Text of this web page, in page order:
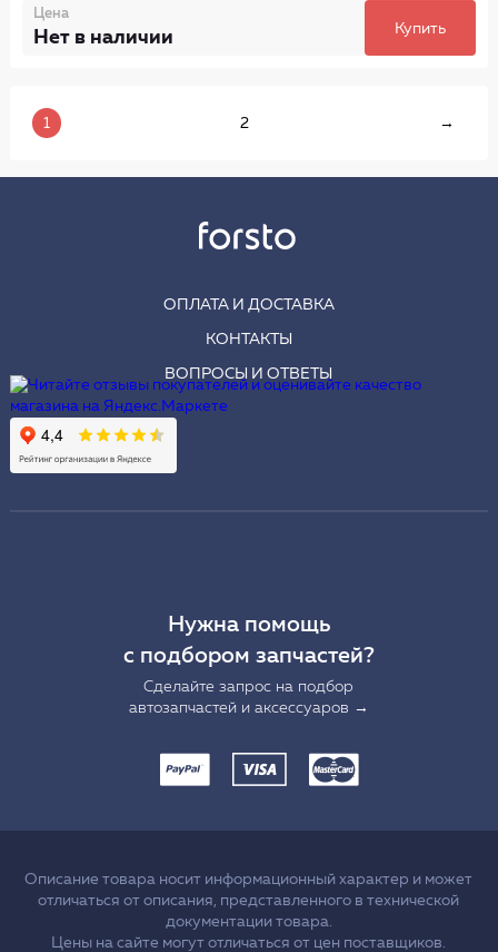
Цена
Нет в наличии Купить
1 2 →
ОПЛАТА И ДОСТАВКА
КОНТАКТЫ
ВОПРОСЫ И ОТВЕТЫ
Нужна помощь
с подбором запчастей?
Сделайте запрос на подбор
автозапчастей и аксессуаров →
Описание товара носит информационный характер и может
отличаться от описания, представленного в технической
документации товара.
Цены на сайте могут отличаться от цен поставщиков.